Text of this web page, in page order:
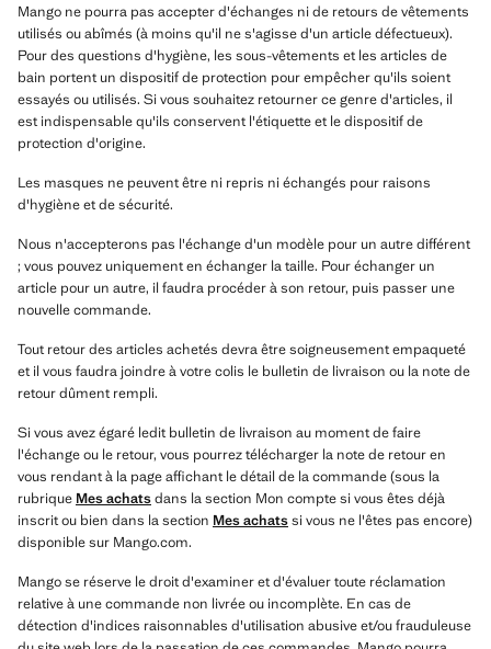
Mango ne pourra pas accepter d'échanges ni de retours de vêtements
utilisés ou abîmés (à moins qu'il ne s'agisse d'un article défectueux).
Pour des questions d'hygiène, les sous-vêtements et les articles de
bain portent un dispositif de protection pour empêcher qu'ils soient
essayés ou utilisés. Si vous souhaitez retourner ce genre d'articles, il
est indispensable qu'ils conservent l'étiquette et le dispositif de
protection d'origine.
Les masques ne peuvent être ni repris ni échangés pour raisons
d'hygiène et de sécurité.
Nous n'accepterons pas l'échange d'un modèle pour un autre différent
; vous pouvez uniquement en échanger la taille. Pour échanger un
article pour un autre, il faudra procéder à son retour, puis passer une
nouvelle commande.
Tout retour des articles achetés devra être soigneusement empaqueté
et il vous faudra joindre à votre colis le bulletin de livraison ou la note de
retour dûment rempli.
Si vous avez égaré ledit bulletin de livraison au moment de faire
l'échange ou le retour, vous pourrez télécharger la note de retour en
vous rendant à la page affichant le détail de la commande (sous la
rubrique Mes achatsdans la section Mon compte si vous êtes déjà
inscrit ou bien dans la section Mes achatssi vous ne l'êtes pas encore)
disponible sur Mango.com.
Mango se réserve le droit d'examiner et d'évaluer toute réclamation
relative à une commande non livrée ou incomplète. En cas de
détection d'indices raisonnables d'utilisation abusive et/ou frauduleuse